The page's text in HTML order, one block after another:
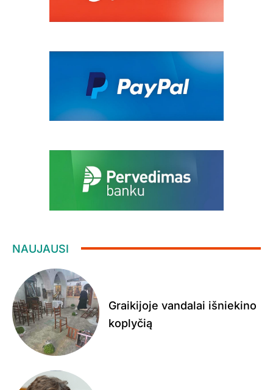
NAUJAUSI
Graikijoje vandalai išniekino
koplyčią